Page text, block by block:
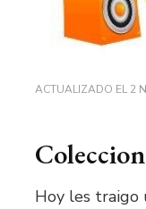
ACTUALIZADO EL2
Hoy les traigo